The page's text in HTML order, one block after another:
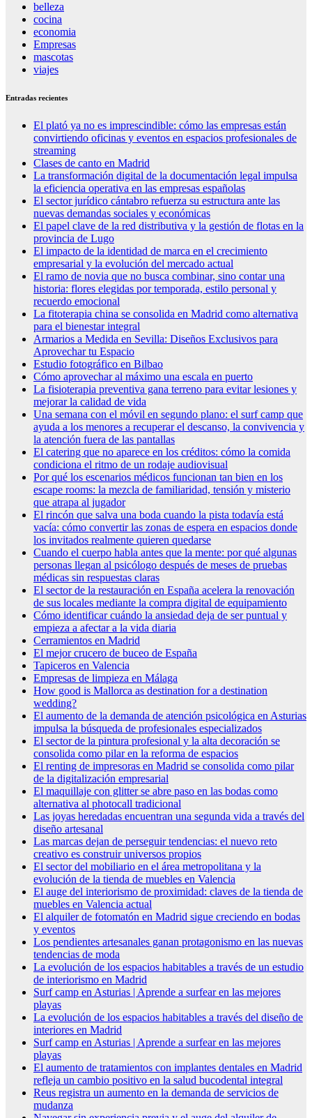
belleza
cocina
economia
Empresas
mascotas
viajes
Entradas recientes
El plató ya no es imprescindible: cómo las empresas están
convirtiendo oficinas y eventos en espacios profesionales de
streaming
Clases de canto en Madrid
La transformación digital de la documentación legal impulsa
la eficiencia operativa en las empresas españolas
El sector jurídico cántabro refuerza su estructura ante las
nuevas demandas sociales y económicas
El papel clave de la red distributiva y la gestión de flotas en la
provincia de Lugo
El impacto de la identidad de marca en el crecimiento
empresarial y la evolución del mercado actual
El ramo de novia que no busca combinar, sino contar una
historia: flores elegidas por temporada, estilo personal y
recuerdo emocional
La fitoterapia china se consolida en Madrid como alternativa
para el bienestar integral
Armarios a Medida en Sevilla: Diseños Exclusivos para
Aprovechar tu Espacio
Estudio fotográfico en Bilbao
Cómo aprovechar al máximo una escala en puerto
La fisioterapia preventiva gana terreno para evitar lesiones y
mejorar la calidad de vida
Una semana con el móvil en segundo plano: el surf camp que
ayuda a los menores a recuperar el descanso, la convivencia y
la atención fuera de las pantallas
El catering que no aparece en los créditos: cómo la comida
condiciona el ritmo de un rodaje audiovisual
Por qué los escenarios médicos funcionan tan bien en los
escape rooms: la mezcla de familiaridad, tensión y misterio
que atrapa al jugador
El rincón que salva una boda cuando la pista todavía está
vacía: cómo convertir las zonas de espera en espacios donde
los invitados realmente quieren quedarse
Cuando el cuerpo habla antes que la mente: por qué algunas
personas llegan al psicólogo después de meses de pruebas
médicas sin respuestas claras
El sector de la restauración en España acelera la renovación
de sus locales mediante la compra digital de equipamiento
Cómo identificar cuándo la ansiedad deja de ser puntual y
empieza a afectar a la vida diaria
Cerramientos en Madrid
El mejor crucero de buceo de España
Tapiceros en Valencia
Empresas de limpieza en Málaga
How good is Mallorca as destination for a destination
wedding?
El aumento de la demanda de atención psicológica en Asturias
impulsa la búsqueda de profesionales especializados
El sector de la pintura profesional y la alta decoración se
consolida como pilar en la reforma de espacios
El renting de impresoras en Madrid se consolida como pilar
de la digitalización empresarial
El maquillaje con glitter se abre paso en las bodas como
alternativa al photocall tradicional
Las joyas heredadas encuentran una segunda vida a través del
diseño artesanal
Las marcas dejan de perseguir tendencias: el nuevo reto
creativo es construir universos propios
El sector del mobiliario en el área metropolitana y la
evolución de la tienda de muebles en Valencia
El auge del interiorismo de proximidad: claves de la tienda de
muebles en Valencia actual
El alquiler de fotomatón en Madrid sigue creciendo en bodas
y eventos
Los pendientes artesanales ganan protagonismo en las nuevas
tendencias de moda
La evolución de los espacios habitables a través de un estudio
de interiorismo en Madrid
Surf camp en Asturias | Aprende a surfear en las mejores
playas
La evolución de los espacios habitables a través del diseño de
interiores en Madrid
Surf camp en Asturias | Aprende a surfear en las mejores
playas
El aumento de tratamientos con implantes dentales en Madrid
refleja un cambio positivo en la salud bucodental integral
Reus registra un aumento en la demanda de servicios de
mudanza